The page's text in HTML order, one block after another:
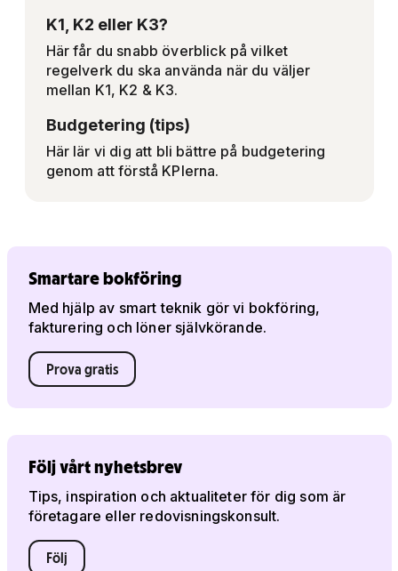
K1, K2 eller K3?
Här får du snabb överblick på vilket
regelverk du ska använda när du väljer
mellan K1, K2 & K3.
Budgetering (tips)
Här lär vi dig att bli bättre på budgetering
genom att förstå KPIerna.
Smartare bokföring
Med hjälp av smart teknik gör vi bokföring,
fakturering och löner självkörande.
Prova gratis
Följ vårt nyhetsbrev
Tips, inspiration och aktualiteter för dig som är
företagare eller redovisningskonsult.
Följ